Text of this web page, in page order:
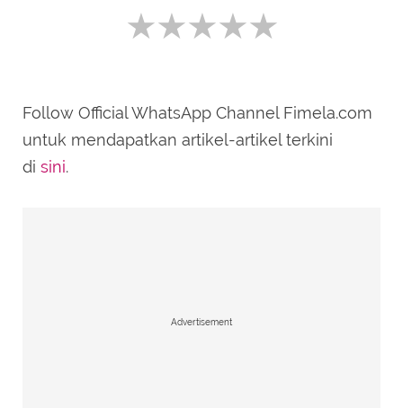
SUBMIT REVIEW
Follow Official WhatsApp Channel Fimela.com
untuk mendapatkan artikel-artikel terkini
di sini.
Advertisement